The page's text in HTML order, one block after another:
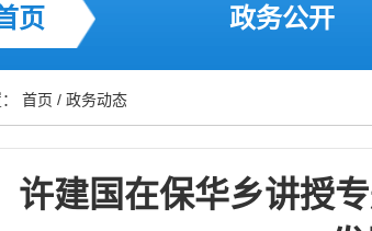
页 政务公开
首页 / 政务动态
许建国在保华乡讲授